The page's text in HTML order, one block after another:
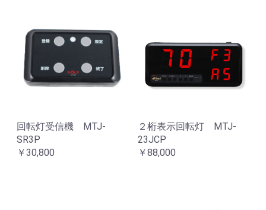
回転灯受信機 MTJ-
SR3P
￥30,800
２桁表示回転灯 MTJ-
23JCP
￥88,000